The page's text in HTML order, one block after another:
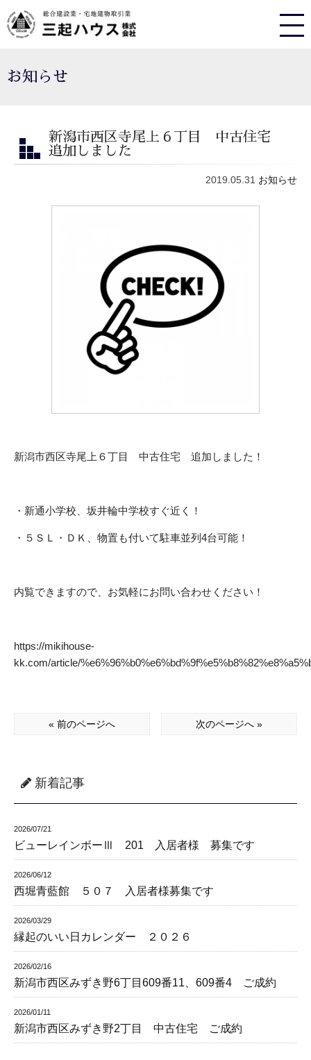
お知らせ
新潟市西区寺尾上６丁目 中古住宅
追加しました
2019.05.31 お知らせ
新潟市西区寺尾上６丁目 中古住宅 追加しました！
・新通小学校、坂井輪中学校すぐ近く！
・５ＳＬ・ＤＫ、物置も付いて駐車並列4台可能！
内覧できますので、お気軽にお問い合わせください！
https://mikihouse-
kk.com/article/
« 前のページへ 次のページへ »
新着記事
2026/07/21
ビューレインボーⅢ 201 入居者様 募集です
2026/06/12
西堀青藍館 ５０７ 入居者様募集です
2026/03/29
縁起のいい日カレンダー ２０２６
2026/02/16
新潟市西区みずき野6丁目609番11、609番4 ご成約
2026/01/11
新潟市西区みずき野2丁目 中古住宅 ご成約